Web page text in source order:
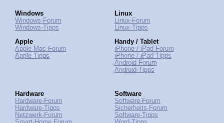
Windows
Windows-Forum
Windows-Tipps
Apple
Apple Mac Forum
Apple Tipps
Linux
Linux-Forum
Linux-Tipps
Handy / Tablet
iPhone / iPad Forum
iPhone / iPad Tipps
Android-Forum
Android-Tipps
Hardware
Hardware-Forum
Hardware-Tipps
Netzwerk-Forum
Software
Software-Forum
Sicherheits-Forum
Software-Tipps